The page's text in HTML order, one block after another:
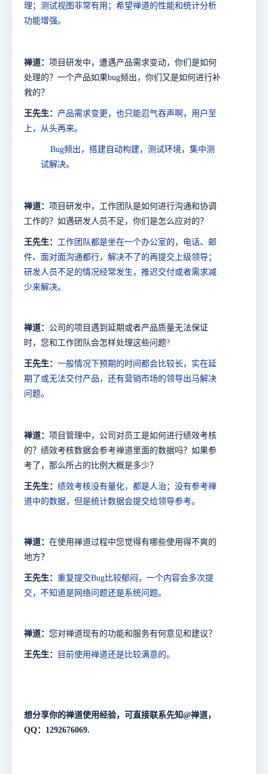
理；测试视图非常有用；希望禅道的性能和统计分析
功能增强。
禅道： 项目研发中，遭遇产品需求变动，你们是如何
处理的？一个产品如果bug频出，你们又是如何进行补
救的？
王先生： 产品需求变更，也只能忍气吞声啊，用户至
上，从头再来。
Bug频出，搭建自动构建，测试环境，集中测
试解决。
禅道： 项目研发中，工作团队是如何进行沟通和协调
工作的？如遇研发人员不足，你们是怎么应对的？
王先生： 工作团队都是坐在一个办公室的，电话、邮
件、面对面沟通都行，解决不了的再提交上级领导；
研发人员不足的情况经常发生，推迟交付或者需求减
少来解决。
禅道： 公司的项目遇到延期或者产品质量无法保证
时，您和工作团队会怎样处理这些问题?
王先生： 一般情况下预期的时间都会比较长，实在延
期了或无法交付产品，还有营销市场的领导出马解决
问题。
禅道： 项目管理中，公司对员工是如何进行绩效考核
的？绩效考核数据会参考禅道里面的数据吗？如果参
考了，那么所占的比例大概是多少？
王先生： 绩效考核没有量化，都是人治；没有参考禅
道中的数据，但是统计数据会提交给领导参考。
禅道： 在使用禅道过程中您觉得有哪些使用得不爽的
地方？
王先生： 重复提交Bug比较郁闷，一个内容会多次提
交，不知道是网络问题还是系统问题。
禅道： 您对禅道现有的功能和服务有何意见和 建议？
王先生： 目前使用禅道还是比较满意的。
想分享你的禅道使用经验，可直接联系先知@禅道，
QQ：1292676069.